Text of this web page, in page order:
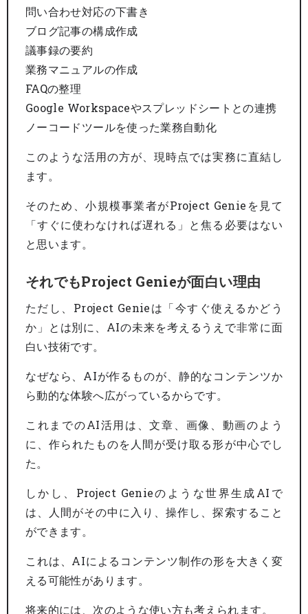
問い合わせ対応の下書き
ブログ記事の構成作成
議事録の要約
業務マニュアルの作成
FAQの整理
Google Workspaceやスプレッドシートとの連携
ノーコードツールを使った業務自動化
このような活用の方が、現時点では実務に直結し
ます。
そのため、小規模事業者がProject Genieを見て
「すぐに使わなければ遅れる」と焦る必要はない
と思います。
それでもProject Genieが面白い理由
ただし、Project Genieは「今すぐ使えるかどう
か」とは別に、AIの未来を考えるうえで非常に面
白い技術です。
なぜなら、AIが作るものが、静的なコンテンツか
ら動的な体験へ広がっているからです。
これまでのAI活用は、文章、画像、動画のよう
に、作られたものを人間が受け取る形が中心でし
た。
しかし、Project Genieのような世界生成AIで
は、人間がその中に入り、操作し、探索すること
ができます。
これは、AIによるコンテンツ制作の形を大きく変
える可能性があります。
将来的には、次のような使い方も考えられます。